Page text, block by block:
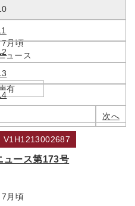
次へ
ュース第172号
月頃
ュース
有
V1H1213002687
ュース第173号
月頃